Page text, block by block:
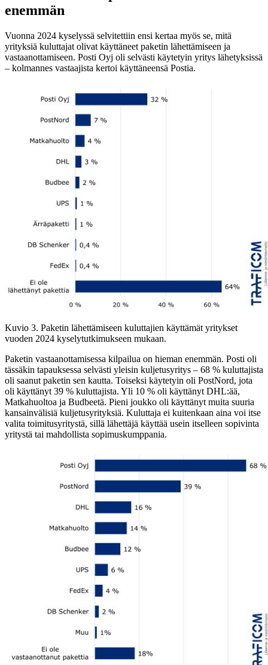
enemmän
Vuonna 2024 kyselyssä selvitettiin ensi kertaa myös se, mitä
yrityksiä kuluttajat olivat käyttäneet paketin lähettämiseen ja
vastaanottamiseen. Posti Oyj oli selvästi käytetyin yritys lähetyksissä
– kolmannes vastaajista kertoi käyttäneensä Postia.
Kuvio 3. Paketin lähettämiseen kuluttajien käyttämät yritykset
vuoden 2024 kyselytutkimukseen mukaan.
Paketin vastaanottamisessa kilpailua on hieman enemmän. Posti oli
tässäkin tapauksessa selvästi yleisin kuljetusyritys – 68 % kuluttajista
oli saanut paketin sen kautta. Toiseksi käytetyin oli PostNord, jota
oli käyttänyt 39 % kuluttajista. Yli 10 % oli käyttänyt DHL:ää,
Matkahuoltoa ja Budbeetä. Pieni joukko oli käyttänyt muita suuria
kansainvälisiä kuljetusyrityksiä. Kuluttaja ei kuitenkaan aina voi itse
valita toimitusyritystä, sillä lähettäjä käyttää usein itselleen sopivinta
yritystä tai mahdollista sopimuskumppania.